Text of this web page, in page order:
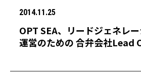
2014.11.25
OPT SEA、リードジェネレ
運営のための 合弁会社Lead